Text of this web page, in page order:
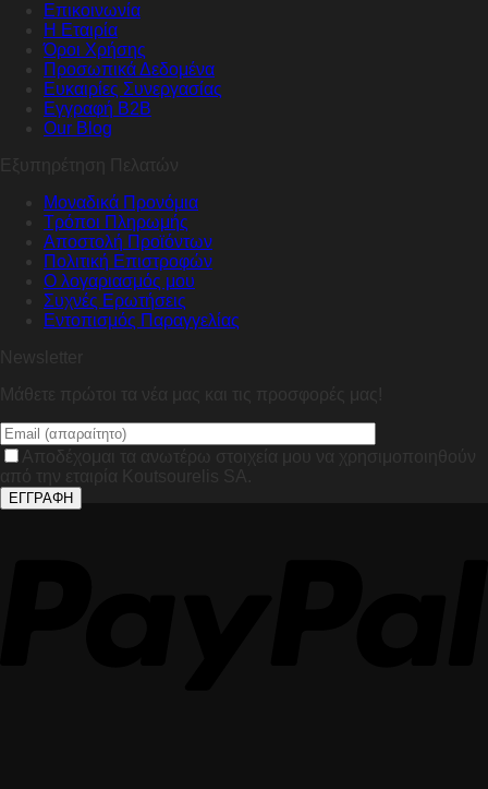
Επικοινωνία
Η Εταιρία
Όροι Χρήσης
Προσωπικά Δεδομένα
Ευκαιρίες Συνεργασίας
Εγγραφή B2B
Our Blog
Εξυπηρέτηση Πελατών
Μοναδικά Προνόμια
Τρόποι Πληρωμής
Αποστολή Προϊόντων
Πολιτική Επιστροφών
Ο λογαριασμός μου
Συχνές Ερωτήσεις
Εντοπισμός Παραγγελίας
Newsletter
Μάθετε πρώτοι τα νέα μας και τις προσφορές μας!
Αποδέχομαι τα ανωτέρω στοιχεία μου να χρησιμοποιηθούν
από την εταιρία Koutsourelis SA.